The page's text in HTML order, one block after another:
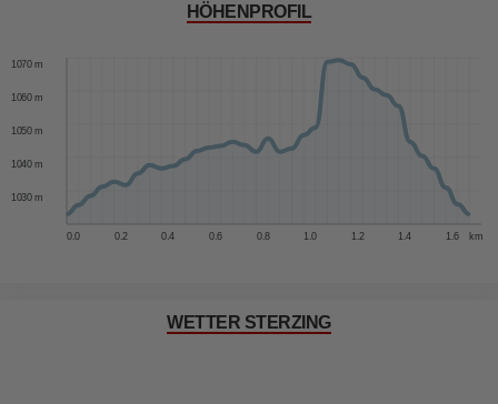
HÖHENPROFIL
0.0 0.2 0.4 0.6 0.8 1.0 1.2 1.4 1.6 km
1030 m
1040 m
1050 m
1060 m
1070 m
WETTER STERZING